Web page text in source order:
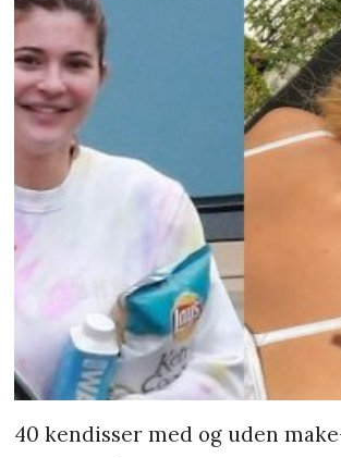
40 kendisser med og uden